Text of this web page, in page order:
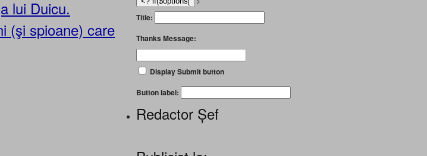
lui Duicu.
(şi spioane) care
Title:
Thanks Message:
Display Submit button
Button label:
Redactor Șef